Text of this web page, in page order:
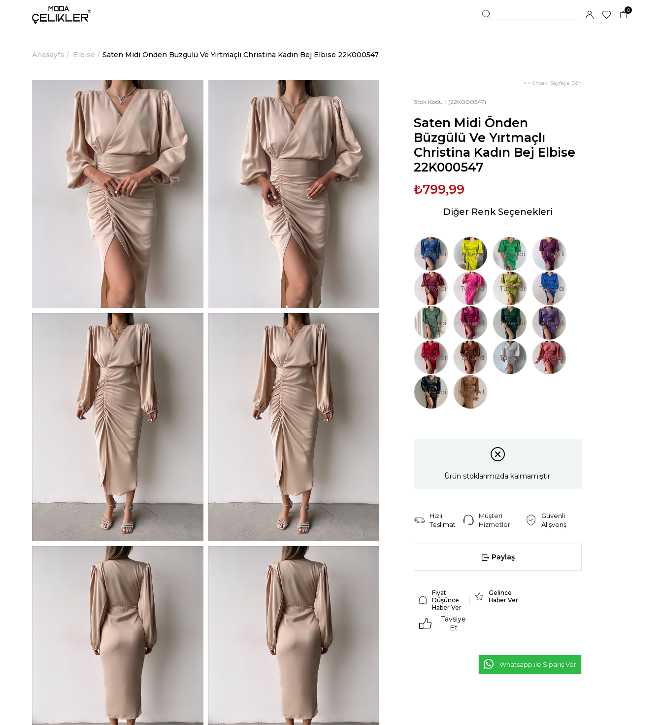
0
Anasayfa Elbise Saten Midi Önden Büzgülü Ve Yırtmaçlı Christina Kadın Bej Elbise 22K000547
< < Önceki Sayfaya Dön
Stok Kodu (22K000547)
Saten Midi Önden
Büzgülü Ve Yırtmaçlı
Christina Kadın Bej Elbise
22K000547
₺799,99
Diğer Renk Seçenekleri
Tükendi Tükendi Tükendi Tükendi
Tükendi Tükendi Tükendi Tükendi
Tükendi Tükendi Tükendi Tükendi
Tükendi Tükendi Tükendi Tükendi
Tükendi Tükendi
Ürün stoklarımızda kalmamıştır.
Hızlı
Teslimat
Müşteri
Hizmetleri
Güvenli
Alışveriş
Paylaş
Fiyat
Düşünce
Haber Ver
Gelince
Haber Ver
Tavsiye
Et
Whatsapp ile Sipariş Ver